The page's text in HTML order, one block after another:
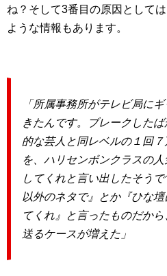
ね？そして3番目の原因として
ような情報もあります。
「所属事務所がテレビ局に
きたんです。ブレークした
的な芸人と同レベルの１回
を、ハリセンボンクラスの
してくれと言い出したそう
以外のネタで』とか『ひな
てくれ』と言ったものだか
送るケースが増えた」